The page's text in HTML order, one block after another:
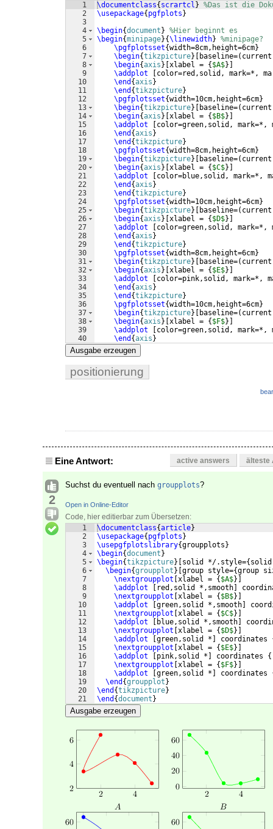
1
2
3
4
5
6
7
8
9
10
11
12
13
14
15
16
17
18
19
20
21
22
23
24
25
26
27
28
29
30
31
32
33
34
35
36
37
38
39
40
41
\documentclass{ scrartcl } %Das ist die
\usepackage{ pgfplots }
\begin{document } %Hier beginnt es
\begin{minipage}{\linewidth} %minipage?
\pgfplotsset{width=8cm,height=6cm}
\begin{tikzpicture} baseline=(
\begin{axis } xlabel = { $A$}]
\addplot
color=red,solid, mark=*,
\end {axis }
\end {tikzpicture}
\pgfplotsset{width=10cm,height=6cm}
\begin{tikzpicture} baseline=(
\begin{axis } xlabel = { $B$}]
\addplot
color=green,solid, mark=*,
\end {axis }
\end {tikzpicture}
\pgfplotsset{width=8cm,height=6cm}
\begin{tikzpicture} baseline=(
\begin{axis } xlabel = { $C$}]
\addplot
color=blue,solid, mark=*,
\end {axis }
\end {tikzpicture}
\pgfplotsset{width=10cm,height=6cm}
\begin{tikzpicture} baseline=(
\begin{axis } xlabel = { $D$}]
\addplot
color=green,solid, mark=*,
\end {axis }
\end {tikzpicture}
\pgfplotsset{width=8cm,height=6cm}
\begin{tikzpicture} baseline=(
\begin{axis } xlabel = { $E$}]
\addplot
color=pink,solid, mark=*,
\end {axis }
\end {tikzpicture}
\pgfplotsset{width=10cm,height=6cm}
\begin{tikzpicture} baseline=(
\begin{axis } xlabel = { $F$}]
\addplot
color=green,solid, mark=*,
\end {axis }
\end{tikzpicture
Ausgabe erzeugen
positionierung
Eine Antwort: active answers älteste
2
Suchst du eventuell nach groupplots?
Open in Online-Editor
Code, hier editierbar zum Übersetzen:
1
2
3
4
5
6
7
8
9
10
11
12
13
14
15
16
17
18
19
20
21
\documentclass{article}
\usepackage{ pgfplots }
\usepgfplotslibrary{groupplots }
\begin{document }
\begin{tikzpicture} solid */.style={
\begin{groupplot } group style={group
\nextgroupplot xlabel = { $A$}]
\addplot
red,solid *,smooth
\nextgroupplot xlabel = { $B$}]
\addplot
green,solid *,smooth
\nextgroupplot xlabel = { $C$}]
\addplot
blue,solid *,smooth
\nextgroupplot xlabel = { $D$}]
\addplot
green,solid * coordinates
\nextgroupplot xlabel = { $E$}]
\addplot
pink,solid * coordinates
\nextgroupplot xlabel = { $F$}]
\addplot
green,solid * coordinates
\end {groupplot }
\end {tikzpicture}
\end {document }
Ausgabe erzeugen